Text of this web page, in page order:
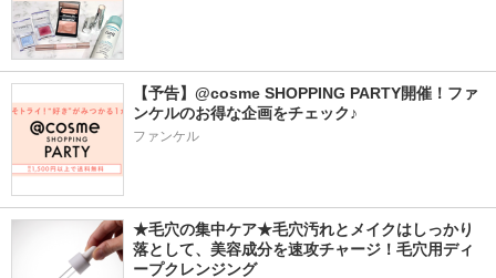
【予告】@cosme SHOPPING PARTY開催！ファ
ンケルのお得な企画をチェック♪
ファンケル
★毛穴の集中ケア★毛穴汚れとメイクはしっかり
落として、美容成分を速攻チャージ！毛穴用ディ
ープクレンジング